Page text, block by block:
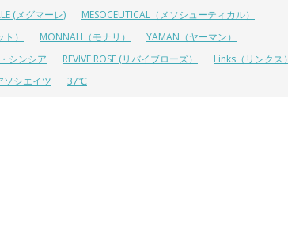
(メグマーレ)
MESOCEUTICAL（メソシューティカル）
） MONNALI（モナリ）
YAMAN（ヤーマン）
シンシア REVIVE ROSE (リバイブローズ）
Links（リンクス）
ソシエイツ 37℃